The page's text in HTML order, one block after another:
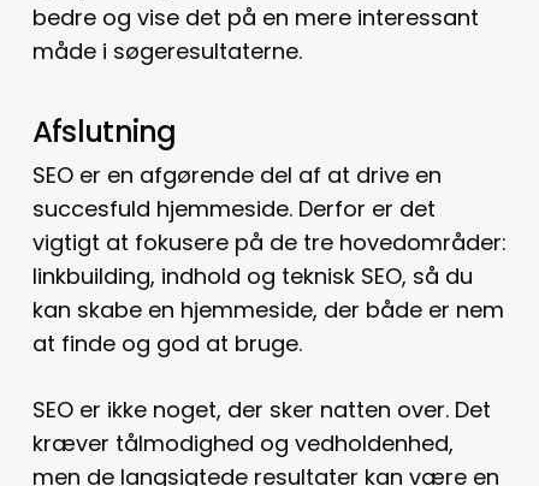
bedre og vise det på en mere interessant
måde i søgeresultaterne.
Afslutning
SEO er en afgørende del af at drive en
succesfuld hjemmeside. Derfor er det
vigtigt at fokusere på de tre hovedområder:
linkbuilding, indhold og teknisk SEO, så du
kan skabe en hjemmeside, der både er nem
at finde og god at bruge.
SEO er ikke noget, der sker natten over. Det
kræver tålmodighed og vedholdenhed,
men de langsigtede resultater kan være en